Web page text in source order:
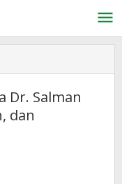
Dr. Salman
dan